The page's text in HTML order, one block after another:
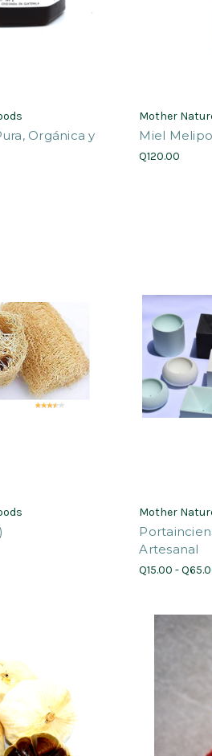
Orgánica y
Mother
Miel
Q120.00
Mother
Artesanal
Q15.00 -